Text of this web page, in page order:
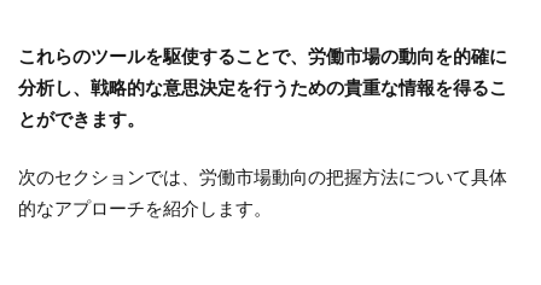
これらのツールを駆使することで、労働市場の動向を的確に
分析し、戦略的な意思決定を行うための貴重な情報を得るこ
とができます。
次のセクションでは、労働市場動向の把握方法について具体
的なアプローチを紹介します。